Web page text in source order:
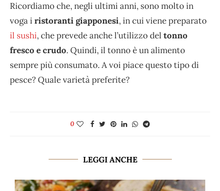
Ricordiamo che, negli ultimi anni, sono molto in
voga iristoranti giapponesi, in cui viene preparato
il sushi, che prevede anche l’utilizzo del tonno
fresco e crudo. Quindi, il tonno è un alimento
sempre più consumato. A voi piace questo tipo di
pesce? Quale varietà preferite?
0
LEGGI ANCHE